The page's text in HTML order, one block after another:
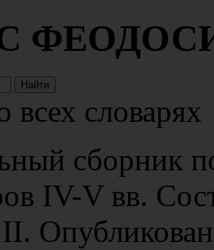
всех словарях
сборник
IV-V вв.